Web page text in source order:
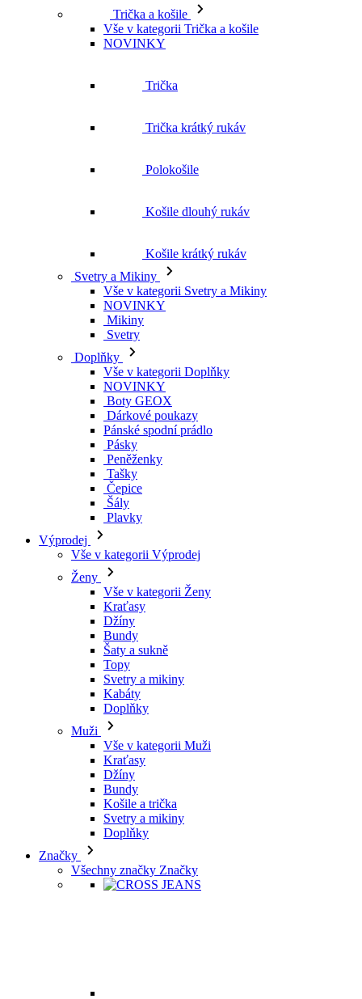
Trička a košile
Vše v kategorii Trička a košile
NOVINKY
Trička
Trička krátký rukáv
Polokošile
Košile dlouhý rukáv
Košile krátký rukáv
Svetry a Mikiny
Vše v kategorii Svetry a Mikiny
NOVINKY
Mikiny
Svetry
Doplňky
Vše v kategorii Doplňky
NOVINKY
Boty GEOX
Dárkové poukazy
Pánské spodní prádlo
Pásky
Peněženky
Tašky
Čepice
Šály
Plavky
Výprodej
Vše v kategorii Výprodej
Ženy
Vše v kategorii Ženy
Kraťasy
Džíny
Bundy
Šaty a sukně
Topy
Svetry a mikiny
Kabáty
Doplňky
Muži
Vše v kategorii Muži
Kraťasy
Džíny
Bundy
Košile a trička
Svetry a mikiny
Doplňky
Značky
Všechny značky Značky